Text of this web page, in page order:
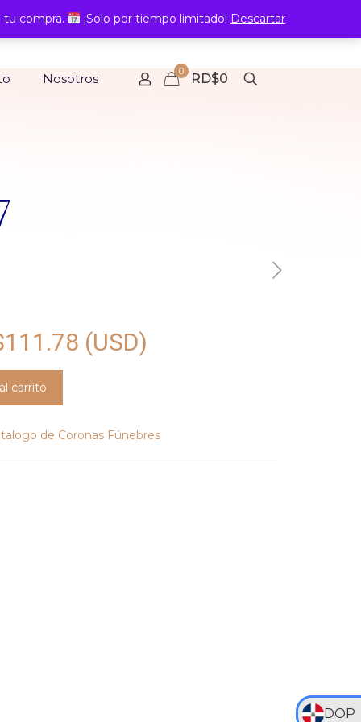
DOP
Nosotros 0 RD$0
111.78 (USD)
carrito
de Coronas Fúnebres
compra. ¡Solo por tiempo limitado! Descartar